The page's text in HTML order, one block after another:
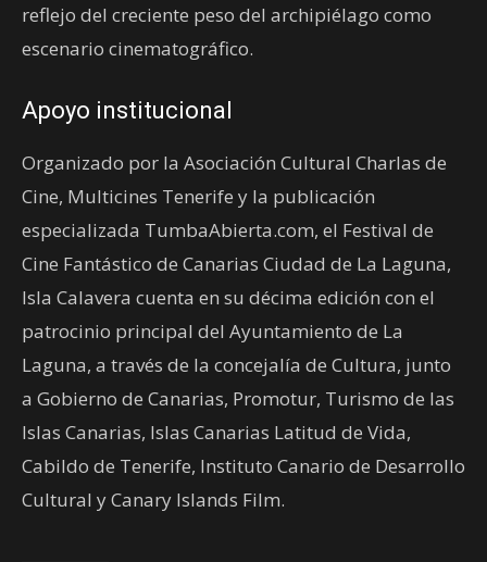
reflejo del creciente peso del archipiélago como
escenario cinematográfico.
Apoyo institucional
Organizado por la Asociación Cultural Charlas de
Cine, Multicines Tenerife y la publicación
especializada TumbaAbierta.com, el Festival de
Cine Fantástico de Canarias Ciudad de La Laguna,
Isla Calavera cuenta en su décima edición con el
patrocinio principal del Ayuntamiento de La
Laguna, a través de la concejalía de Cultura, junto
a Gobierno de Canarias, Promotur, Turismo de las
Islas Canarias, Islas Canarias Latitud de Vida,
Cabildo de Tenerife, Instituto Canario de Desarrollo
Cultural y Canary Islands Film.